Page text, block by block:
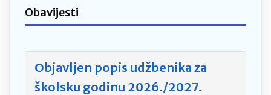
Obavijesti
Objavljen popis udžbenika za
školsku godinu 2026./2027.